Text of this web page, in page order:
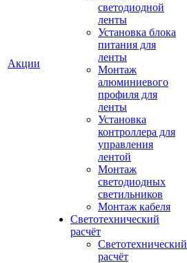
Акции
светодиодной
ленты
Установка блока
питания для
ленты
Монтаж
алюминиевого
профиля для
ленты
Установка
контроллера для
управления
лентой
Монтаж
светодиодных
светильников
Монтаж кабеля
Светотехнический
расчёт
Светотехнический
расчёт